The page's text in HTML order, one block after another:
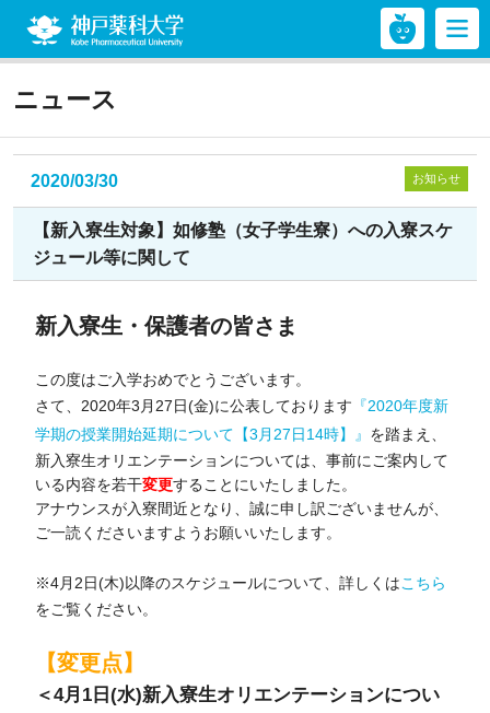
ニュース
2020/03/30 お知らせ
【新入寮生対象】如修塾（女子学生寮）への入寮スケ
ジュール等に関して
新入寮生・保護者の皆さま
この度はご入学おめでとうございます。
さて、2020年3月27日(金)に公表しております 『2020年度新
学期の授業開始延期について【3月27日14時】』 を踏まえ、
新入寮生オリエンテーションについては、事前にご案内して
いる内容を若干変更することにいたしました。
アナウンスが入寮間近となり、誠に申し訳ございませんが、
ご一読くださいますようお願いいたします。
※4月2日(木)以降のスケジュールについて、詳しくはこちら
をご覧ください。
【変更点】
＜4月1日(水)新入寮生オリエンテーションについ
神戸薬科大学